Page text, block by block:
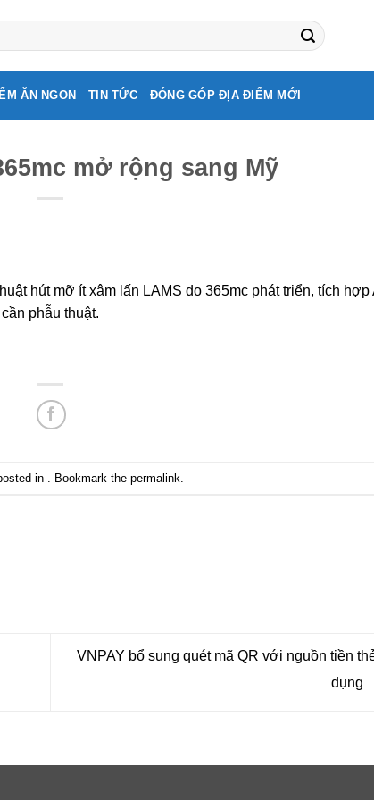
ĂN NGON TIN TỨC ĐÓNG GÓP ĐỊA ĐIỂM MỚI
mở rộng sang Mỹ
hút mỡ ít xâm lấn LAMS do 365mc phát triển, tích hợp
phẫu thuật.
in . Bookmark the permalink
VNPAY bổ sung quét mã QR với nguồn tiền
dụng